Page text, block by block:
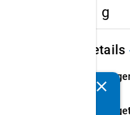
g
Details
11
clear